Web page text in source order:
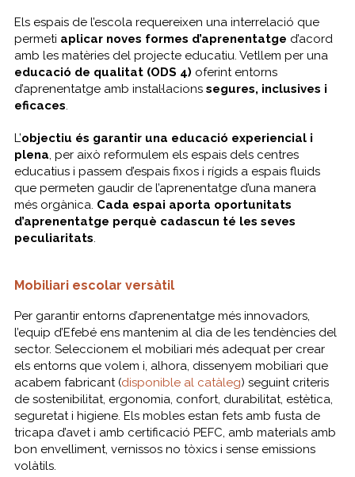
Els espais de l’escola requereixen una interrelació que
permeti aplicar noves formes d’aprenentatge d’acord
amb les matèries del projecte educatiu. Vetllem per una
educació de qualitat (ODS 4) oferint entorns
d’aprenentatge amb instal·lacions segures, inclusives i
eficaces.
L’objectiu és garantir una educació experiencial i
plena, per això reformulem els espais dels centres
educatius i passem d’espais fixos i rígids a espais fluids
que permeten gaudir de l’aprenentatge d’una manera
més orgànica. Cada espai aporta oportunitats
d’aprenentatge perquè cadascun té les seves
peculiaritats.
Mobiliari escolar versàtil
Per garantir entorns d’aprenentatge més innovadors,
l’equip d’Efebé ens mantenim al dia de les tendències del
sector. Seleccionem el mobiliari més adequat per crear
els entorns que volem i, alhora, dissenyem mobiliari que
acabem fabricant (disponible al catàleg) seguint criteris
de sostenibilitat, ergonomia, confort, durabilitat, estètica,
seguretat i higiene. Els mobles estan fets amb fusta de
tricapa d’avet i amb certificació PEFC, amb materials amb
bon envelliment, vernissos no tòxics i sense emissions
volàtils.